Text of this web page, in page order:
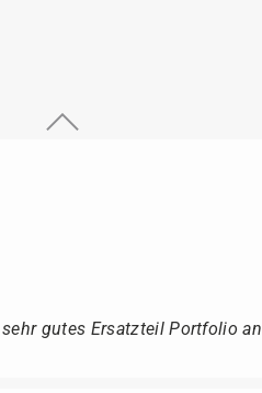
gutes Ersatzteil Portfolio an